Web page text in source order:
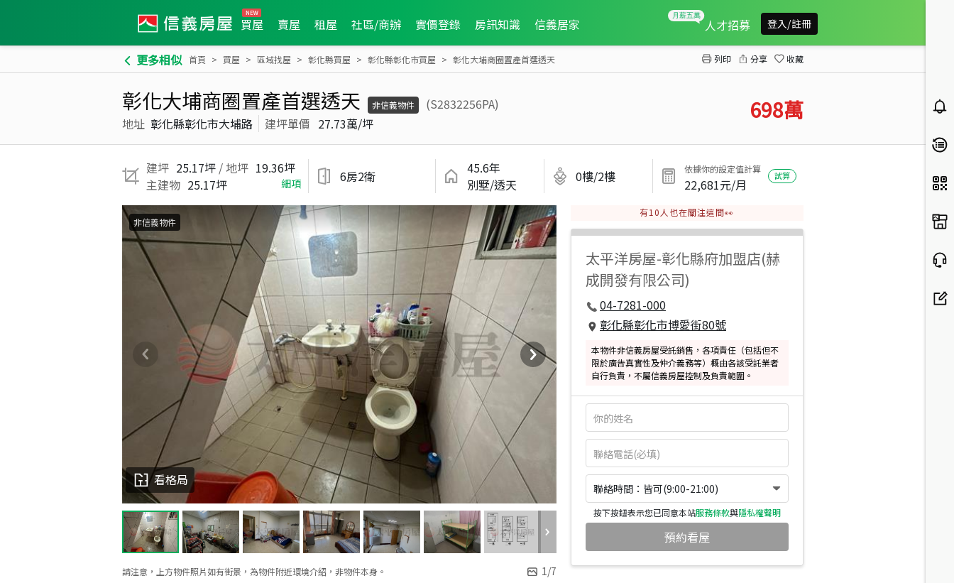
買屋 賣屋 租屋 社區/商辦 實價登錄 房訊知識 信義居家 人才招募 登入/註冊
更多相似 首頁 買屋 區域找屋 彰化縣買屋 彰化縣彰化市買屋 彰化大埔商圈置產首選透天 列印 分享 收藏
彰化大埔商圈置產首選透天 非信義物件
(S2832256PA)
地址 彰化縣彰化市大埔路 建坪單價 27.73萬/坪 698萬
建坪 25.17坪 / 地坪 19.36坪
主建物 25.17坪 細項 6房2衛
45.6年
別墅/透天
0樓/2樓 依據你的設定值計算
22,681元/月
試算
請注意，上方物件照片如有街景，為物件附近環境介紹，非物件本身。 1/7
看格局
非信義物件
有10 人也在關注這間👀
太平洋房屋-彰化縣府加盟店(赫
成開發有限公司)
04-7281-000
彰化縣彰化市博愛街80號
本物件非信義房屋受託銷售，各項責任（包括但不
限於廣告真實性及仲介義務等）概由各該受託業者
自行負責，不屬信義房屋控制及負責範圍。
聯絡時間：皆可(9:00-21:00)
按下按鈕表示您已同意本站服務條款與隱私權聲明
預約看屋